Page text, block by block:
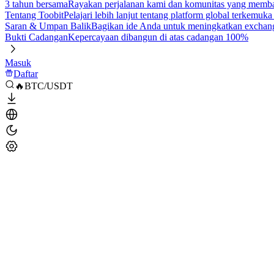
3 tahun bersamaRayakan perjalanan kami dan komunitas yang
Tentang ToobitPelajari lebih lanjut tentang platform global terkemuka
Saran & Umpan BalikBagikan ide Anda untuk meningkatkan
Bukti CadanganKepercayaan dibangun di atas cadangan 100%
Masuk
Daftar
🔥BTC/USDT